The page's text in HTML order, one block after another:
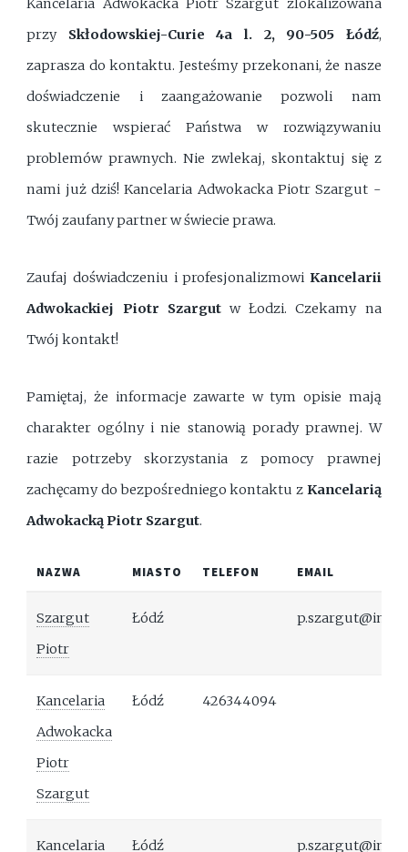
przy Skłodowskiej-Curie 4a l. 2, 90-505 Łódź,
zaprasza do kontaktu. Jesteśmy przekonani, że nasze
doświadczenie i zaangażowanie pozwoli nam
skutecznie wspierać Państwa w rozwiązywaniu
problemów prawnych. Nie zwlekaj, skontaktuj się z
nami już dziś! Kancelaria Adwokacka Piotr Szargut -
Twój zaufany partner w świecie prawa.
Zaufaj doświadczeniu i profesjonalizmowi Kancelarii
Adwokackiej Piotr Szargutw Łodzi. Czekamy na
Twój kontakt!
Pamiętaj, że informacje zawarte w tym opisie mają
charakter ogólny i nie stanowią porady prawnej. W
razie potrzeby skorzystania z pomocy prawnej
zachęcamy do bezpośredniego kontaktu z Kancelarią
Adwokacką Piotr Szargut.
NAZWA MIASTO TELEFON EMAIL
Szargut
Piotr
Łódź
Kancelaria
Adwokacka
Piotr
Szargut
Łódź 426344094
Kancelaria
Łódź